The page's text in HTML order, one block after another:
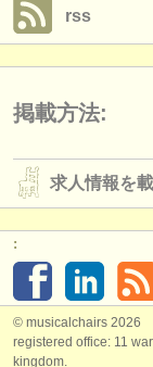
rss
掲載方法:
求人情報を
:
© musicalchairs 2026
registered office: 11
kingdom.